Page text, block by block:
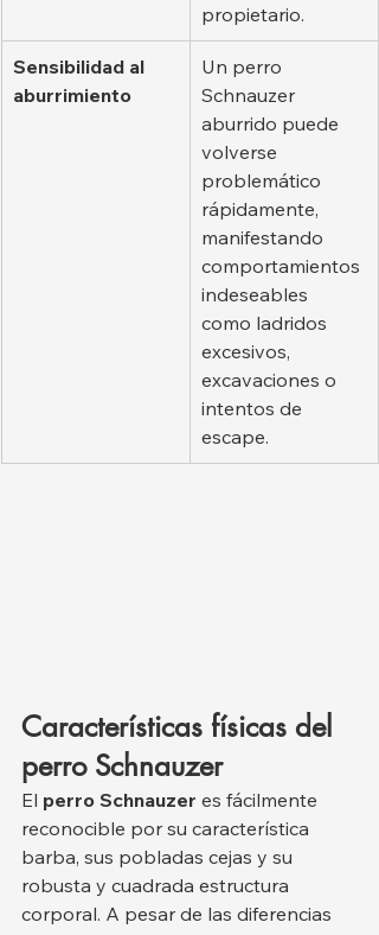
propietario.
Sensibilidad al
aburrimiento
Un perro
Schnauzer
aburrido puede
volverse
problemático
rápidamente,
manifestando
comportamientos
indeseables
como ladridos
excesivos,
excavaciones o
intentos de
escape.
Características físicas del
perro Schnauzer
El perro Schnauzer es fácilmente
reconocible por su característica
barba, sus pobladas cejas y su
robusta y cuadrada estructura
corporal. A pesar de las diferencias